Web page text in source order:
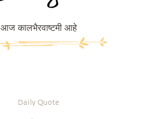
आज कालभैरवाष्टमी आहे
Daily Quote